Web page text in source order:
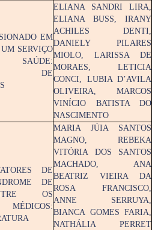
EM
SERVIÇO
SAÚDE:
DE
ELIANA SANDRI LIRA,
ELIANA BUSS, IRANY
ACHILES DENTI,
DANIELY PILARES
MIOLO, LARISSA DE
MORAES, LETICIA
CONCI, LUBIA D’AVILA
OLIVEIRA, MARCOS
VINÍCIO BATISTA DO
NASCIMENTO
DE
DE
OS
MÉDICOS:
MARIA JÚIA SANTOS
MAGNO, REBEKA
VITÓRIA DOS SANTOS
MACHADO, ANA
BEATRIZ VIEIRA DA
ROSA FRANCISCO,
ANNE SERRUYA,
BIANCA GOMES FARIA,
NATHÁLIA PERRET